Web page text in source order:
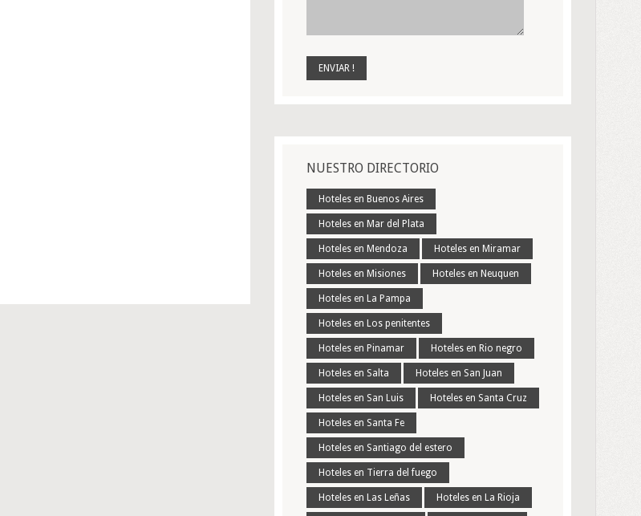
NUESTRO DIRECTORIO
Hoteles en Buenos Aires
Hoteles en Mar del Plata
Hoteles en Mendoza Hoteles en Miramar
Hoteles en Misiones Hoteles en Neuquen
Hoteles en La Pampa
Hoteles en Los penitentes
Hoteles en Pinamar Hoteles en Rio negro
Hoteles en Salta Hoteles en San Juan
Hoteles en San Luis Hoteles en Santa Cruz
Hoteles en Santa Fe
Hoteles en Santiago del estero
Hoteles en Tierra del fuego
Hoteles en Las Leñas Hoteles en La Rioja